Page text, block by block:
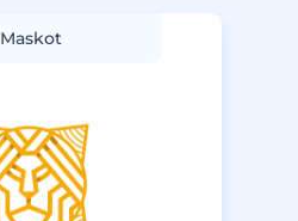
Maskot